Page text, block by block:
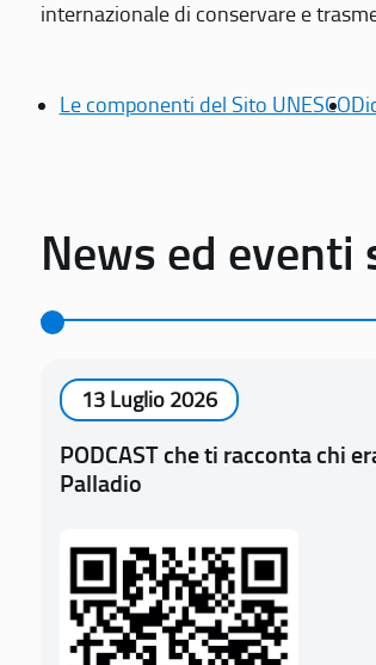
internazionale di conservare e
Le componenti del Sito UNESCO
News ed eventi
13 Luglio 2026
PODCAST che ti racconta chi
Palladio